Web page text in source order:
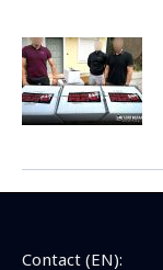
Contact (EN):